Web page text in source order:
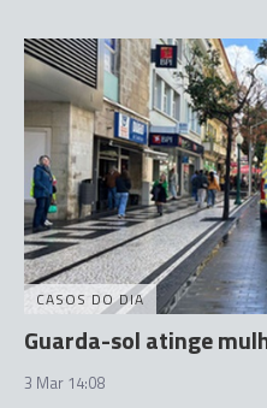
CASOS DO DIA
Guarda-sol atinge
3 Mar 14:08